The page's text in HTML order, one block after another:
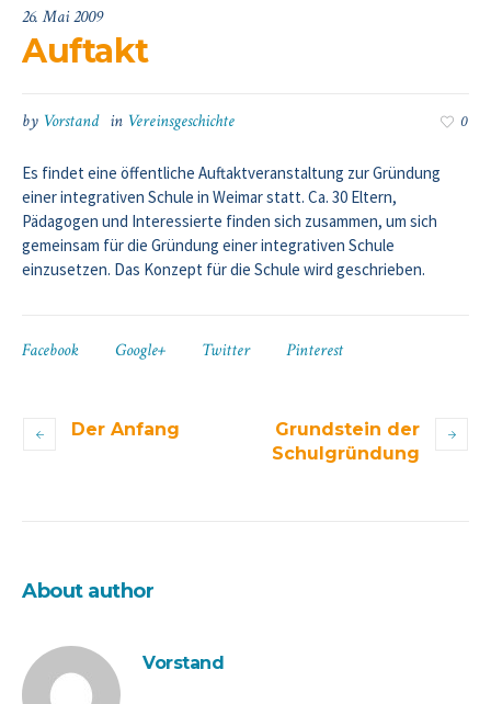
26. Mai 2009
Auftakt
by Vorstand in Vereinsgeschichte 0
Es findet eine öffentliche Auftaktveranstaltung zur Gründung
einer integrativen Schule in Weimar statt. Ca. 30 Eltern,
Pädagogen und Interessierte finden sich zusammen, um sich
gemeinsam für die Gründung einer integrativen Schule
einzusetzen. Das Konzept für die Schule wird geschrieben.
Facebook Google+ Twitter Pinterest
Der Anfang
Grundstein der
Schulgründung
About author
Vorstand